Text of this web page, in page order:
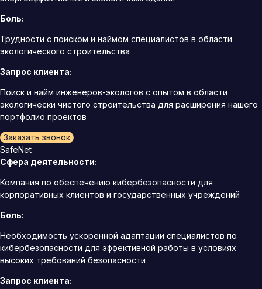
Боль:
Трудности с поиском и наймом специалистов в области
экологического строительства
Запрос клиента:
Поиск и найм инженеров-экологов с опытом в области
экологически чистого строительства для расширения нашего
портфолио проектов
Заказать звонок
SafeNet
Сфера деятельности:
Компания по обеспечению кибербезопасности для
корпоративных клиентов и государственных учреждений
Боль:
Необходимость ускоренной адаптации специалистов по
кибербезопасности для эффективной работы в условиях
высоких требований безопасности
Запрос клиента: